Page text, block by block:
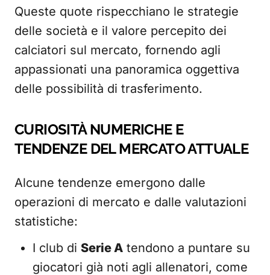
Queste quote rispecchiano le strategie
delle società e il valore percepito dei
calciatori sul mercato, fornendo agli
appassionati una panoramica oggettiva
delle possibilità di trasferimento.
CURIOSITÀ NUMERICHE E
TENDENZE DEL MERCATO ATTUALE
Alcune tendenze emergono dalle
operazioni di mercato e dalle valutazioni
statistiche:
I club di Serie A tendono a puntare su
giocatori già noti agli allenatori, come